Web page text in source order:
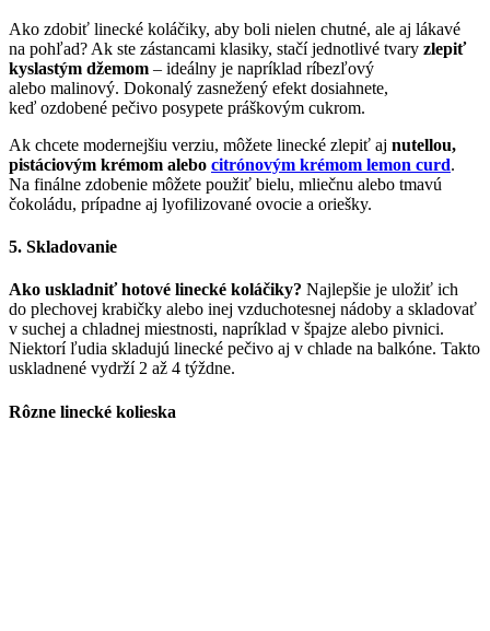
Ako zdobiť linecké koláčiky, aby boli nielen chutné, ale aj lákavé
na pohľad? Ak ste zástancami klasiky, stačí jednotlivé tvary zlepiť
kyslastým džemom – ideálny je napríklad ríbezľový
alebo malinový. Dokonalý zasnežený efekt dosiahnete,
keď ozdobené pečivo posypete práškovým cukrom.
Ak chcete modernejšiu verziu, môžete linecké zlepiť aj nutellou,
pistáciovým krémom alebo citrónovým krémom lemon curd.
Na finálne zdobenie môžete použiť bielu, mliečnu alebo tmavú
čokoládu, prípadne aj lyofilizované ovocie a oriešky.
5. Skladovanie
Ako uskladniť hotové linecké koláčiky? Najlepšie je uložiť ich
do plechovej krabičky alebo inej vzduchotesnej nádoby a skladovať
v suchej a chladnej miestnosti, napríklad v špajze alebo pivnici.
Niektorí ľudia skladujú linecké pečivo aj v chlade na balkóne. Takto
uskladnené vydrží 2 až 4 týždne.
Rôzne linecké kolieska